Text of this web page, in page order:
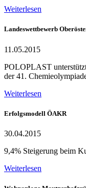
Weiterlesen
Landeswettbewerb
11.05.2015
POLOPLAST
der 41.
Weiterlesen
Erfolgsmodell ÖAKR
30.04.2015
9,4% Steigerung beim
Weiterlesen